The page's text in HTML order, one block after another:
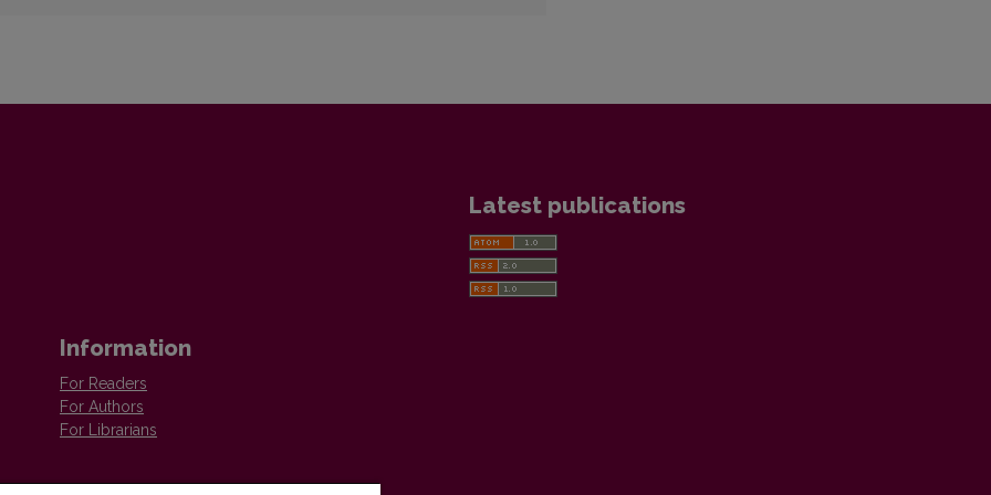
Latest publications
Information
For Readers
For Authors
For Librarians